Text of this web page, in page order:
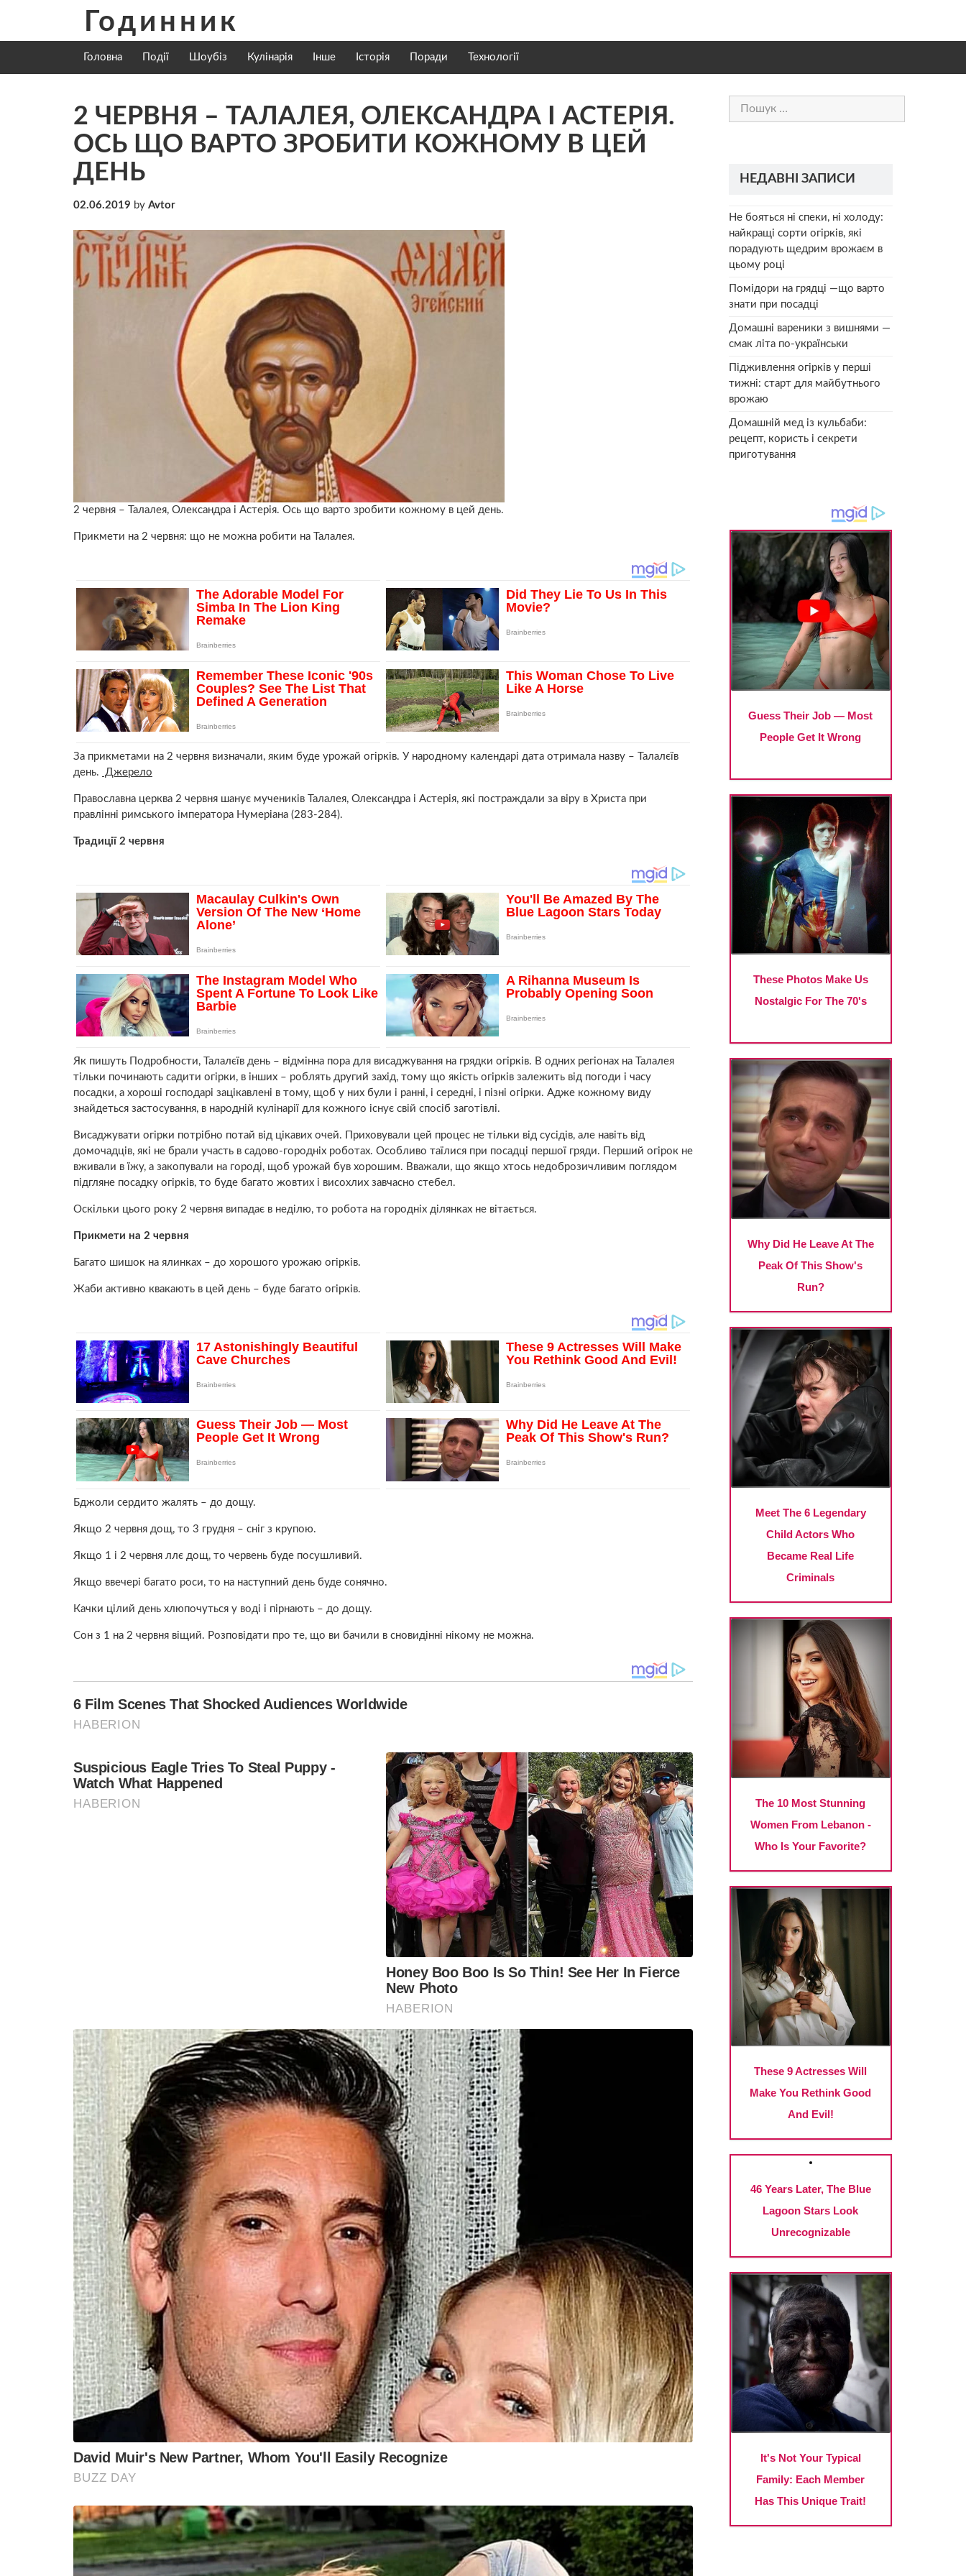
content
Годинник
Головна Події Шоубіз Кулінарія Інше Історія Поради Технології
2 ЧЕРВНЯ – ТАЛАЛЕЯ, ОЛЕКСАНДРА І АСТЕРІЯ.
OСЬ ЩО ВАPТО ЗРОБИТИ КОЖНОМУ В ЦЕЙ
ДЕНЬ
02.06.2019 by Avtor
2 червня – Талалея, Олександра і Астерія. Oсь що ваpто зробити кожному в цей день.
Прикмети на 2 червня: що не можна робити на Талалея.
За прикметами на 2 червня визначали, яким буде урожай огірків. У народному календарі дата отримала назву – Талалєїв
день.
Джерело
Православна церква 2 червня шанує мучеників Талалея, Олександра і Астерія, які постpаждали за віру в Христа при
правлінні римського імператора Нумеріана (283-284).
Традиції 2 червня
Як пишуть Подробности, Талалєїв день – відмінна пора для висаджування на грядки огірків. В одних регіонах на Талалея
тільки починають садити огірки, в інших – роблять другий захід, тому що якість огірків залежить від погоди і часу
посадки, а хороші господарі зацікавлені в тому, щоб у них були і ранні, і середні, і пізні огірки. Адже кожному виду
знайдеться застосування, в народній кулінарії для кожного існує свій спосіб заготівлі.
Висаджувати огірки потрібно потай від цікавих очей. Приховували цей процес не тільки від сусідів, але навіть від
домочадців, які не брали участь в садово-городніх роботах. Особливо таїлися при посадці першої гряди. Перший огірок не
вживали в їжу, а закопували на городі, щоб урожай був хорошим. Вважали, що якщо хтось недоброзичливим поглядом
підгляне посадку огірків, то буде багато жовтих і висохлих завчасно стебел.
Оскільки цього року 2 червня випадає в неділю, то робота на городніх ділянках не вітається.
Прикмети на 2 червня
Багато шишок на ялинках – до хорошого урожаю огірків.
Жаби активно квакають в цей день – буде багато огірків.
Бджоли сердито жалять – до дощу.
Якщо 2 червня дощ, то 3 грудня – сніг з крупою.
Якщо 1 і 2 червня ллє дощ, то червень буде посушливий.
Якщо ввечері багато роси, то на наступний день буде сонячно.
Качки цілий день хлюпочуться у воді і пірнають – до дощу.
Сон з 1 на 2 червня віщий. Розповідати про те, що ви бачили в сновидінні нікому не можна.
Пошук:
НЕДАВНІ ЗАПИСИ
Не бояться ні спеки, ні холоду:
найкращі сорти огірків, які
порадують щедрим врожаєм в
цьому році
Помідори на грядці —що варто
знати при посадці
Домашні вареники з вишнями —
смак літа по-українськи
Підживлення огірків у перші
тижні: старт для майбутнього
врожаю
Домашній мед із кульбаби:
рецепт, користь і секрети
приготування